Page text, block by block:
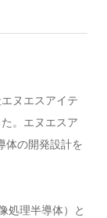
ヌエスアイテ
。エヌエスア
体の開発設計を
処理半導体）と